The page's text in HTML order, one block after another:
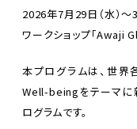
2026年7月29日（水）
ワークショップ「Awaji
本プログラムは、世
Well-beingをテーマに
ログラムです。